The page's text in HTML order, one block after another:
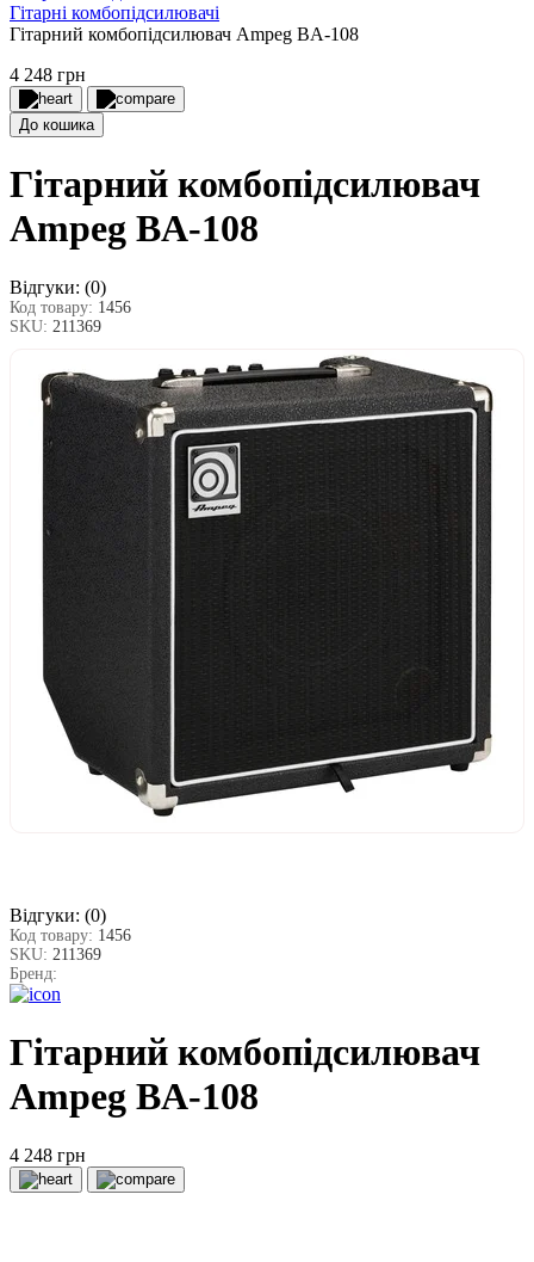
Гітарні комбопідсилювачі
Гітарний комбопідсилювач Ampeg BA-108
4 248 грн
До кошика
Гітарний комбопідсилювач
Ampeg BA-108
Відгуки: (0)
Код товару: 1456
SKU: 211369
Відгуки: (0)
Код товару: 1456
SKU: 211369
Бренд:
Гітарний комбопідсилювач
Ampeg BA-108
4 248 грн